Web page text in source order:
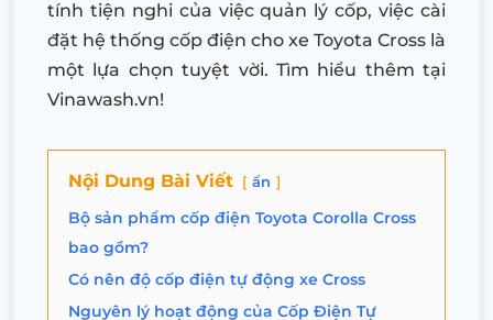
tính tiện nghi của việc quản lý cốp, việc cài
đặt hệ thống cốp điện cho xe Toyota Cross là
một lựa chọn tuyệt vời. Tìm hiểu thêm tại
Vinawash.vn!
Nội Dung Bài Viết ẩn
Bộ sản phẩm cốp điện Toyota Corolla Cross
bao gồm?
Có nên độ cốp điện tự động xe Cross
Nguyên lý hoạt động của Cốp Điện Tự